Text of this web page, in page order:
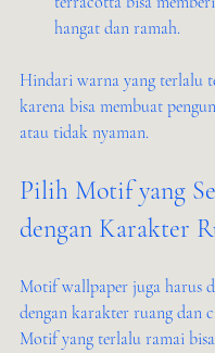
hangat dan ramah.
Hindari warna yang terlalu
karena bisa membuat
atau tidak nyaman.
Pilih Motif yang
dengan Karakter
Motif wallpaper juga harus
dengan karakter ruang dan
Motif yang terlalu ramai